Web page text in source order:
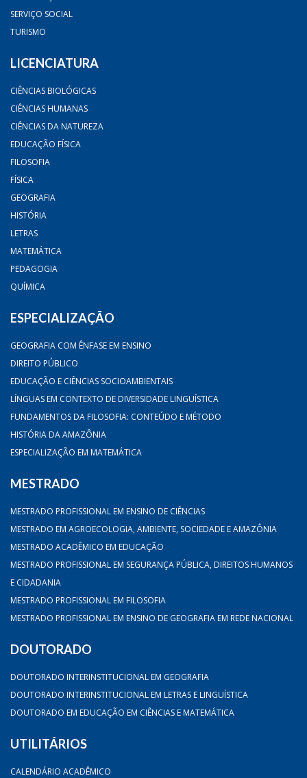
SERVIÇO SOCIAL
TURISMO
LICENCIATURA
CIÊNCIAS BIOLÓGICAS
CIÊNCIAS HUMANAS
CIÊNCIAS DA NATUREZA
EDUCAÇÃO FÍSICA
FILOSOFIA
FÍSICA
GEOGRAFIA
HISTÓRIA
LETRAS
MATEMÁTICA
PEDAGOGIA
QUÍMICA
ESPECIALIZAÇÃO
GEOGRAFIA COM ÊNFASE EM ENSINO
DIREITO PÚBLICO
EDUCAÇÃO E CIÊNCIAS SOCIOAMBIENTAIS
LÍNGUAS EM CONTEXTO DE DIVERSIDADE LINGUÍSTICA
FUNDAMENTOS DA FILOSOFIA: CONTEÚDO E MÉTODO
HISTÓRIA DA AMAZÔNIA
ESPECIALIZAÇÃO EM MATEMÁTICA
MESTRADO
MESTRADO PROFISSIONAL EM ENSINO DE CIÊNCIAS
MESTRADO EM AGROECOLOGIA, AMBIENTE, SOCIEDADE E AMAZÔNIA
MESTRADO ACADÊMICO EM EDUCAÇÃO
MESTRADO PROFISSIONAL EM SEGURANÇA PÚBLICA, DIREITOS HUMANOS
E CIDADANIA
MESTRADO PROFISSIONAL EM FILOSOFIA
MESTRADO PROFISSIONAL EM ENSINO DE GEOGRAFIA EM REDE NACIONAL
DOUTORADO
DOUTORADO INTERINSTITUCIONAL EM GEOGRAFIA
DOUTORADO INTERINSTITUCIONAL EM LETRAS E LINGUÍSTICA
DOUTORADO EM EDUCAÇÃO EM CIÊNCIAS E MATEMÁTICA
UTILITÁRIOS
CALENDÁRIO ACADÊMICO